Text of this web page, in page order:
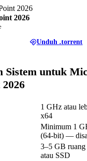
2026
Unduh .torrent
Sistem untuk
1 GHz atau
x64
Minimum 1
(64-bit) —
3–5 GB
atau SSD